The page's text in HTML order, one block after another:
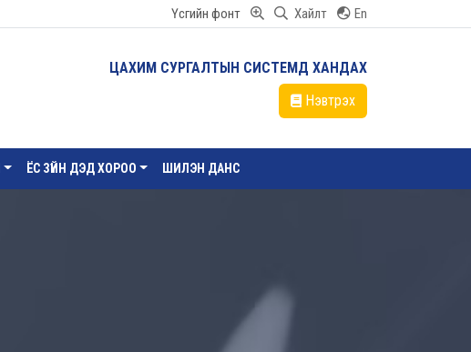
Үсгийн фонт Хайлт En
ЦАХИМ СУРГАЛТЫН СИСТЕМД ХАНДАХ
Нэвтрэх
ЁС ЗҮЙН ДЭД ХОРОО ШИЛЭН ДАНС